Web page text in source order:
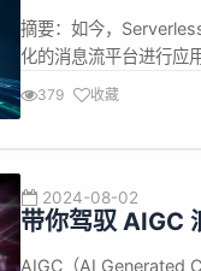
进
摘要：如今，
化的消息流平台进行应
《9000字干货：从消
379 收藏
2024-08-02
带你驾驭 AIGC
题一览
AIGC（AI Generated